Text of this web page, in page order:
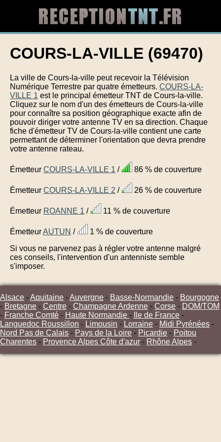
COURS-LA-VILLE (69470)
La ville de Cours-la-ville peut recevoir la Télévision
Numérique Terrestre par quatre émetteurs. COURS-LA-
VILLE 1 est le principal émetteur TNT de Cours-la-ville.
Cliquez sur le nom d'un des émetteurs de Cours-la-ville
pour connaître sa position géographique exacte afin de
pouvoir diriger votre antenne TV en sa direction. Chaque
fiche d'émetteur TV de Cours-la-ville contient une carte
permettant de déterminer l'orientation que devra prendre
votre antenne rateau.
Émetteur COURS-LA-VILLE 1 / 86 % de couverture
Émetteur COURS-LA-VILLE 2 / 26 % de couverture
Émetteur ROANNE 1 / 11 % de couverture
ÉmetteurAUTUN /
1 % de couverture
Si vous ne parvenez pas à régler votre antenne malgré
ces conseils, l'intervention d'un antenniste semble
s'imposer.
Alsace -Aquitaine -Auvergne - Basse-Normandie - Bourgogne
- Bretagne - Centre - Champagne Ardenne - Corse - DOM/TOM
- Franche Comté - Haute Normandie - Ile de France -
Languedoc Roussillon - Limousin - Lorraine - Midi Pyrénées -
Nord Pas de Calais - Pays de la Loire - Picardie - Poitou
Charentes - Provence Alpes Côte d'azur - Rhône Alpes -